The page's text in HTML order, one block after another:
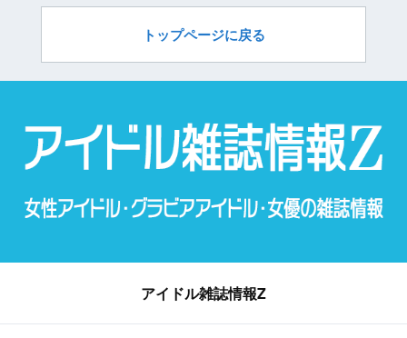
トップページに戻る
アイドル雑誌情報Z